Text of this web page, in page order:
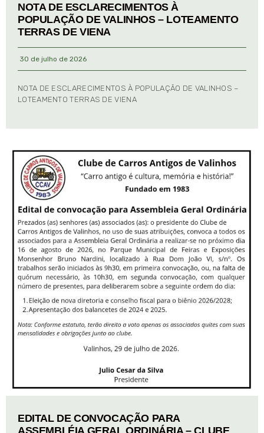
NOTA DE ESCLARECIMENTOS À
POPULAÇÃO DE VALINHOS – LOTEAMENTO
TERRAS DE VIENA
30 de julho de 2026
NOTA DE ESCLARECIMENTOS À POPULAÇÃO DE VALINHOS –
LOTEAMENTO TERRAS DE VIENA
EDITAL DE CONVOCAÇÃO PARA
ASSEMBLÉIA GERAL ORDINÁRIA – CLUBE